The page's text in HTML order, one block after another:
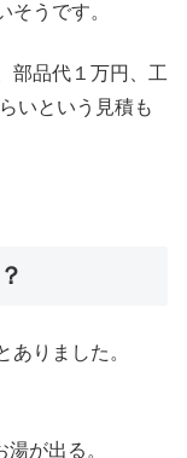
そうです。
部品代１万円、工
いという見積も
りました。
が出る。